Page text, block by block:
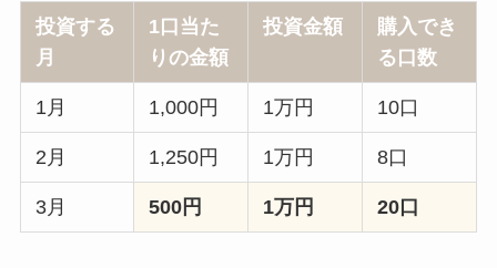
投資する
月
1口当た
りの金額
投資金額
購入でき
る口数
1月 1,000円 1万円 10口
2月 1,250円 1万円 8口
3月 500円 1万円 20口